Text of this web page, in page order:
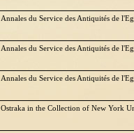
Annales du Service des Antiquités de
Annales du Service des Antiquités de
Annales du Service des Antiquités de
Ostraka in the Collection of New York